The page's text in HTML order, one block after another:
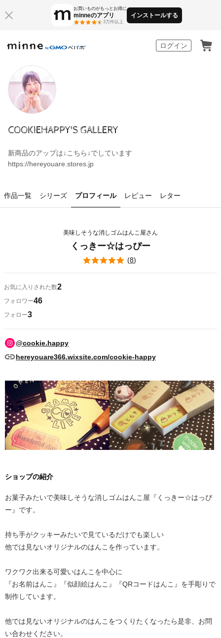
お買いものがもっとお得に
minneのアプリ
3万件以上
インストールする
ログイン
COOKIEHAPPY'S GALLERY
新商品のアップは↓こちら↓でしています
https://hereyouare.stores.jp
作品一覧 シリーズ プロフィール レビュー レター
美味しそうな消しゴムはんこ屋さん
くっきー☆はっぴー
(8)
お気に入りされた数2
フォロワー46
フォロー3
@cookie.happy
hereyouare366.wixsite.com/cookie-happy
ショップの紹介
お菓子みたいで美味しそうな消しゴムはんこ屋『くっきー☆はっぴ
ー』です。
持ち手がクッキーみたいで見ているだけでも楽しい
他では見ないオリジナルのはんこを作っています。
ワクワク出来る可愛いはんこを中心に
『お名前はんこ』『似顔絵はんこ』『QRコードはんこ』を手彫りで
制作しています。
他では見ないオリジナルのはんこをつくりたくなったら是非、お問
い合わせください。